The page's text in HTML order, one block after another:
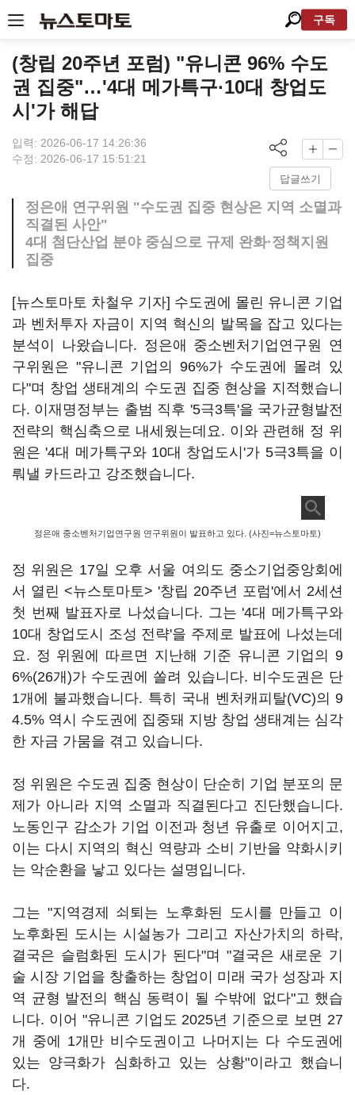
구독
(창립 20주년 포럼) "유니콘 96% 수도
권 집중"…'4대 메가특구·10대 창업도
시'가 해답
입력: 2026-06-17 14:26:36
수정: 2026-06-17 15:51:21
답글쓰기
정은애 연구위원 "수도권 집중 현상은 지역 소멸과
직결된 사안"
4대 첨단산업 분야 중심으로 규제 완화·정책지원
집중
[뉴스토마토 차철우 기자] 수도권에 몰린 유니콘 기업
과 벤처투자 자금이 지역 혁신의 발목을 잡고 있다는
분석이 나왔습니다. 정은애 중소벤처기업연구원 연
구위원은 "유니콘 기업의 96%가 수도권에 몰려 있
다"며 창업 생태계의 수도권 집중 현상을 지적했습니
다. 이재명정부는 출범 직후 '5극3특'을 국가균형발전
전략의 핵심축으로 내세웠는데요. 이와 관련해 정 위
원은 '4대 메가특구와 10대 창업도시'가 5극3특을 이
뤄낼 카드라고 강조했습니다.
정은애 중소벤처기업연구원 연구위원이 발표하고 있다. (사진=뉴스토마토)
정 위원은 17일 오후 서울 여의도 중소기업중앙회에
서 열린 <뉴스토마토> '창립 20주년 포럼'에서 2세션
첫 번째 발표자로 나섰습니다. 그는 '4대 메가특구와
10대 창업도시 조성 전략'을 주제로 발표에 나섰는데
요. 정 위원에 따르면 지난해 기준 유니콘 기업의 9
6%(26개)가 수도권에 쏠려 있습니다. 비수도권은 단
1개에 불과했습니다. 특히 국내 벤처캐피탈(VC)의 9
4.5% 역시 수도권에 집중돼 지방 창업 생태계는 심각
한 자금 가뭄을 겪고 있습니다.
정 위원은 수도권 집중 현상이 단순히 기업 분포의 문
제가 아니라 지역 소멸과 직결된다고 진단했습니다.
노동인구 감소가 기업 이전과 청년 유출로 이어지고,
이는 다시 지역의 혁신 역량과 소비 기반을 약화시키
는 악순환을 낳고 있다는 설명입니다.
그는 "지역경제 쇠퇴는 노후화된 도시를 만들고 이
노후화된 도시는 시설농가 그리고 자산가치의 하락,
결국은 슬럼화된 도시가 된다"며 "결국은 새로운 기
술 시장 기업을 창출하는 창업이 미래 국가 성장과 지
역 균형 발전의 핵심 동력이 될 수밖에 없다"고 했습
니다. 이어 "유니콘 기업도 2025년 기준으로 보면 27
개 중에 1개만 비수도권이고 나머지는 다 수도권에
있는 양극화가 심화하고 있는 상황"이라고 했습니
다.